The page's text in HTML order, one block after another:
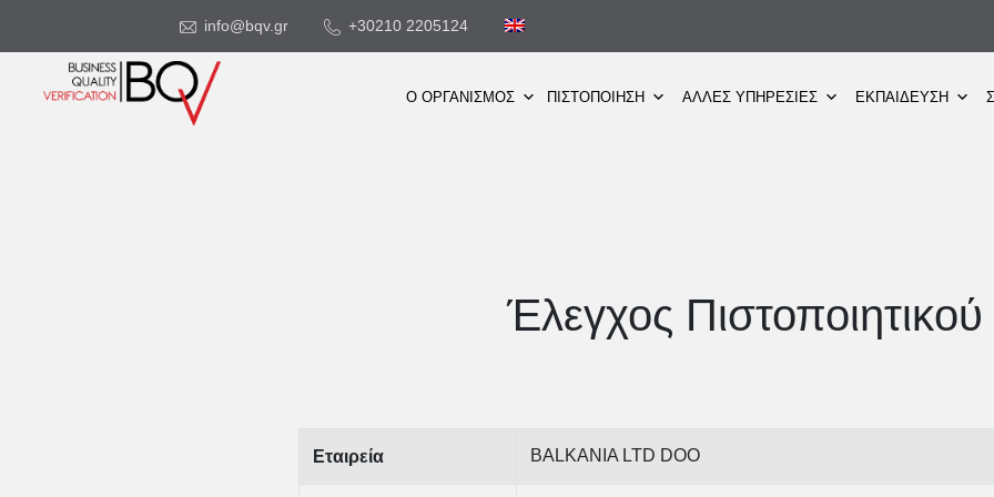
info@bqv.gr +30210 2205124
Ο ΟΡΓΑΝΙΣΜΟΣ ΠΙΣΤΟΠΟΙΗΣΗ ΑΛΛΕΣ ΥΠΗΡΕΣΙΕΣ ΕΚΠΑΙΔΕΥΣΗ
Έλεγχος Πιστοποιητικού
Εταιρεία BALKANIA LTD DOO